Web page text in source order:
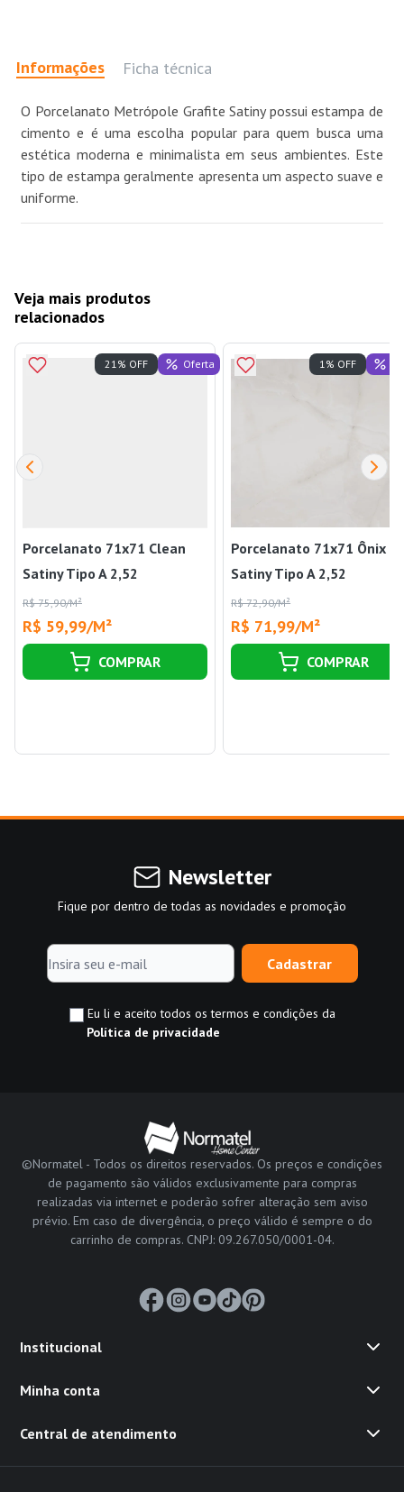
Informações Ficha técnica
O Porcelanato Metrópole Grafite Satiny possui estampa de
cimento e é uma escolha popular para quem busca uma
estética moderna e minimalista em seus ambientes. Este
tipo de estampa geralmente apresenta um aspecto suave e
uniforme.
Veja mais produtos
relacionados
Porcelanato 71x71 Clean
Satiny Tipo A 2,52
Embramaco
R$ 75,90/M²
R$ 59,99/M²
21% OFF Oferta
COMPRAR
Porcelanato 71x71 Ônix
Satiny Tipo A 2,52
Embramaco
R$ 72,90/M²
R$ 71,99/M²
1% OFF
COMPRAR
Newsletter
Fique por dentro de todas as novidades e promoção
Cadastrar
Eu li e aceito todos os termos e condições da
Política de privacidade
©Normatel - Todos os direitos reservados. Os preços e condições
de pagamento são válidos exclusivamente para compras
realizadas via internet e poderão sofrer alteração sem aviso
prévio. Em caso de divergência, o preço válido é sempre o do
carrinho de compras. CNPJ: 09.267.050/0001-04.
Institucional
Minha conta
Central de atendimento